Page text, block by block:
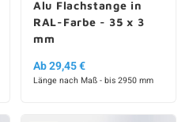
Alu Flachstange in
RAL-Farbe - 35 x 3
mm
Ab 29,45 €
Länge nach Maß - bis 2950 mm